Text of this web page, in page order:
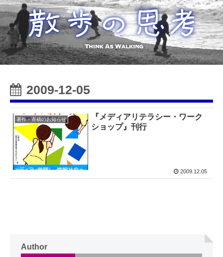
2009-12-05
著作・寄稿のお知らせ
『メディアリテラシー・ワーク
ショップ』刊行
2009.12.05
Author